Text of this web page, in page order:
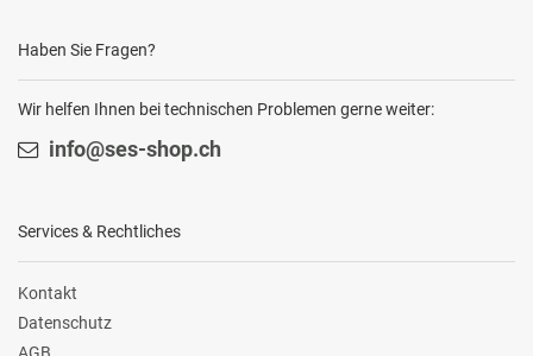
Haben Sie Fragen?
Wir helfen Ihnen bei technischen Problemen gerne weiter:
info@ses-shop.ch
Services & Rechtliches
Kontakt
Datenschutz